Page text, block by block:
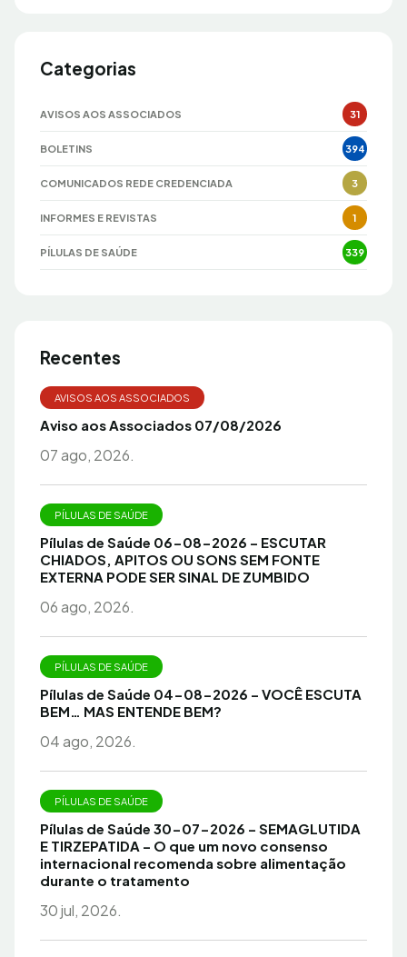
Categorias
AVISOS AOS ASSOCIADOS 31
BOLETINS 394
COMUNICADOS REDE CREDENCIADA 3
INFORMES E REVISTAS 1
PÍLULAS DE SAÚDE 339
Recentes
AVISOS AOS ASSOCIADOS
Aviso aos Associados 07/08/2026
07 ago, 2026.
PÍLULAS DE SAÚDE
Pílulas de Saúde 06-08-2026 – ESCUTAR
CHIADOS, APITOS OU SONS SEM FONTE
EXTERNA PODE SER SINAL DE ZUMBIDO
06 ago, 2026.
PÍLULAS DE SAÚDE
Pílulas de Saúde 04-08-2026 – VOCÊ ESCUTA
BEM… MAS ENTENDE BEM?
04 ago, 2026.
PÍLULAS DE SAÚDE
Pílulas de Saúde 30-07-2026 – SEMAGLUTIDA
E TIRZEPATIDA – O que um novo consenso
internacional recomenda sobre alimentação
durante o tratamento
30 jul, 2026.